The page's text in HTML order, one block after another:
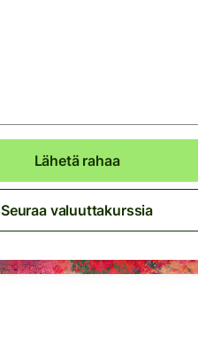
Lähetä rahaa
Seuraa valuuttakurssia